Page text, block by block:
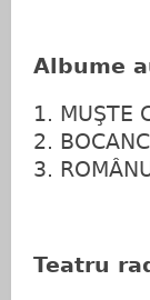
Albume
MUŞTE
Teatru